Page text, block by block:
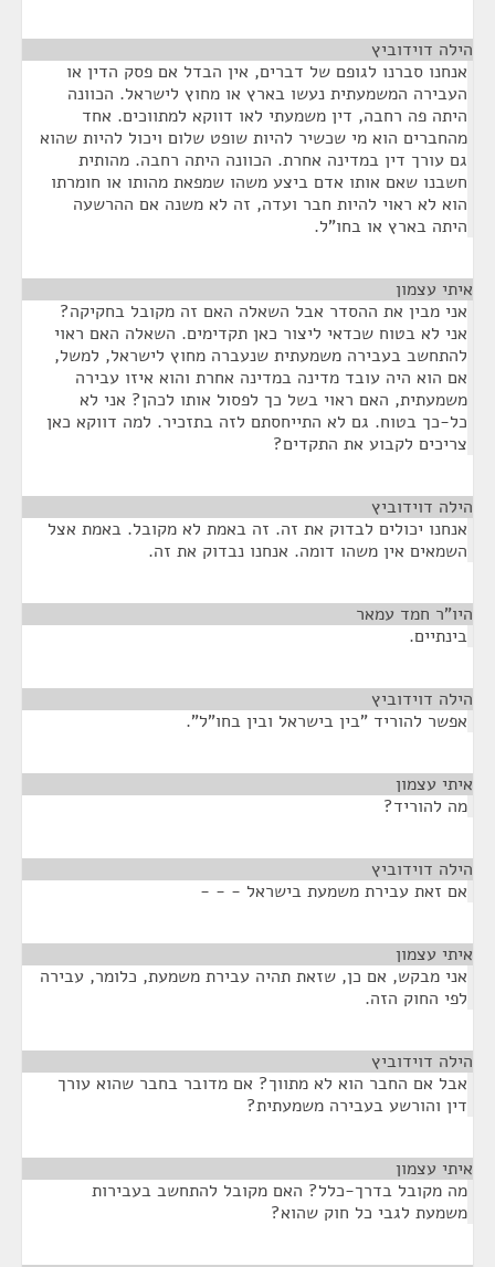
הילה דוידוביץ
אנחנו סברנו לגופם של דברים, אין הבדל אם פסק הדין או
העבירה המשמעתית נעשו בארץ או מחוץ לישראל. הכוונה
היתה פה רחבה, דין משמעתי לאו דווקא למתווכים. אחד
מהחברים הוא מי שכשיר להיות שופט שלום ויכול להיות שהוא
גם עורך דין במדינה אחרת. הכוונה היתה רחבה. מהותית
חשבנו שאם אותו אדם ביצע משהו שמפאת מהותו או חומרתו
הוא לא ראוי להיות חבר ועדה, זה לא משנה אם ההרשעה
היתה בארץ או בחו"ל.
איתי עצמון
אני מבין את ההסדר אבל השאלה האם זה מקובל בחקיקה?
אני לא בטוח שכדאי ליצור כאן תקדימים. השאלה האם ראוי
להתחשב בעבירה משמעתית שנעברה מחוץ לישראל, למשל,
אם הוא היה עובד מדינה במדינה אחרת והוא איזו עבירה
משמעתית, האם ראוי בשל כך לפסול אותו לכהן? אני לא
כל-כך בטוח. גם לא התייחסתם לזה בתזכיר. למה דווקא כאן
צריכים לקבוע את התקדים?
הילה דוידוביץ
אנחנו יכולים לבדוק את זה. זה באמת לא מקובל. באמת אצל
השמאים אין משהו דומה. אנחנו נבדוק את זה.
היו"ר חמד עמאר
בינתיים.
הילה דוידוביץ
אפשר להוריד "בין בישראל ובין בחו"ל".
איתי עצמון
מה להוריד?
הילה דוידוביץ
אם זאת עבירת משמעת בישראל - - -
איתי עצמון
אני מבקש, אם כן, שזאת תהיה עבירת משמעת, כלומר, עבירה
לפי החוק הזה.
הילה דוידוביץ
אבל אם החבר הוא לא מתווך? אם מדובר בחבר שהוא עורך
דין והורשע בעבירה משמעתית?
איתי עצמון
מה מקובל בדרך-כלל? האם מקובל להתחשב בעבירות
משמעת לגבי כל חוק שהוא?